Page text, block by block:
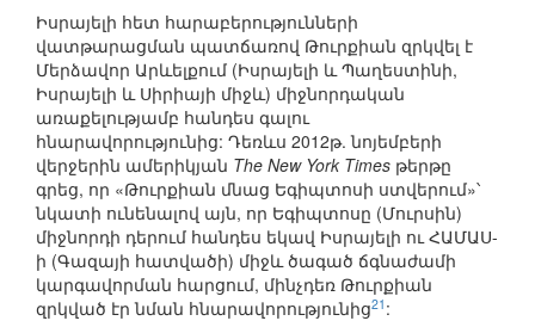
Իսրայելի հետ հարաբերությունների
վատթարացման պատճառով Թուրքիան զրկվել է
Մերձավոր Արևելքում (Իսրայելի և Պաղեստինի,
Իսրայելի և Սիրիայի միջև) միջնորդական
առաքելությամբ հանդես գալու
հնարավորությունից: Դեռևս 2012թ. նոյեմբերի
վերջերին ամերիկյան The New York Times թերթը
գրեց, որ «Թուրքիան մնաց Եգիպտոսի ստվերում»՝
նկատի ունենալով այն, որ Եգիպտոսը (Մուրսին)
միջնորդի դերում հանդես եկավ Իսրայելի ու ՀԱՄԱՍ-
ի (Գազայի հատվածի) միջև ծագած ճգնաժամի
կարգավորման հարցում, մինչդեռ Թուրքիան
զրկված էր նման հնարավորությունից21 :